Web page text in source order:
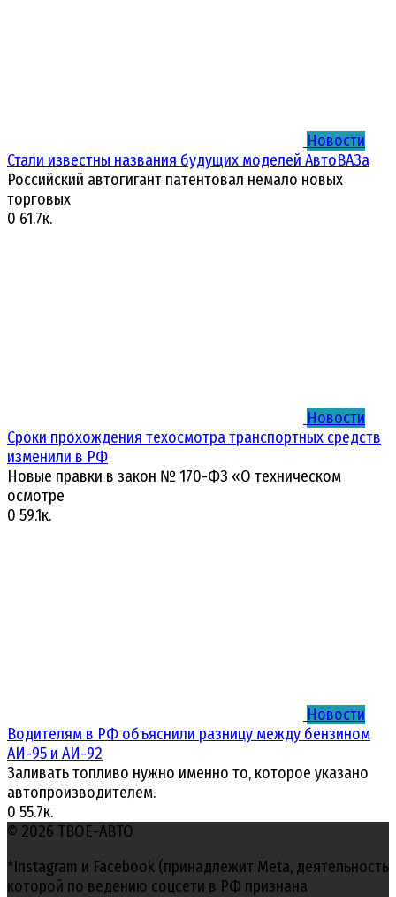
Новости
Стали известны названия будущих моделей АвтоВАЗа
Российский автогигант патентовал немало новых
торговых
0 61.7к.
Новости
Сроки прохождения техосмотра транспортных средств
изменили в РФ
Новые правки в закон № 170-ФЗ «О техническом
осмотре
0 59.1к.
Новости
Водителям в РФ объяснили разницу между бензином
АИ-95 и АИ-92
Заливать топливо нужно именно то, которое указано
автопроизводителем.
0 55.7к.
© 2026 ТВОЕ-АВТО
*Instagram и Facebook (принадлежит Meta, деятельность
которой по ведению соцсети в РФ признана